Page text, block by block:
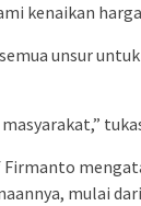
kenaikan
unsur
mulai